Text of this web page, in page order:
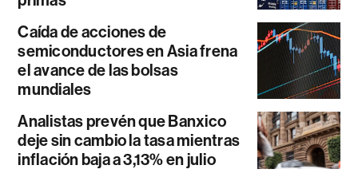
Caída de acciones de
semiconductores en Asia frena
el avance de las bolsas
mundiales
Analistas prevén que Banxico
deje sin cambio la tasa mientras
inflación baja a 3,13% en julio